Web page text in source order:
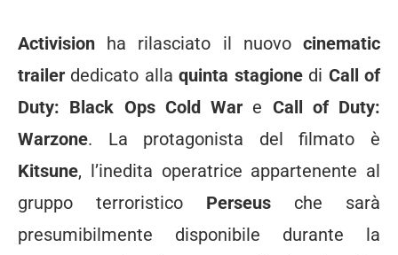
Activision ha rilasciato il nuovo cinematic
trailer dedicato allaquinta stagionedi Call of
Duty: Black Ops Cold War e Call of Duty:
Warzone. La protagonista del filmato è
Kitsune, l’inedita operatrice appartenente al
gruppo terroristico Perseus che sarà
presumibilmente disponibile durante la